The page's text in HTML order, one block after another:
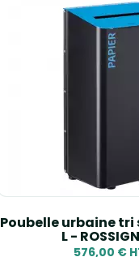
Poubelle urbaine
L -
576,00 €